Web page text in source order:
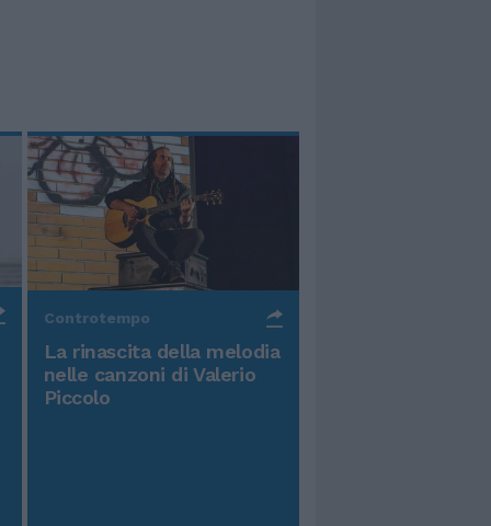
Controtempo
La rinascita della melodia
nelle canzoni di Valerio
Piccolo